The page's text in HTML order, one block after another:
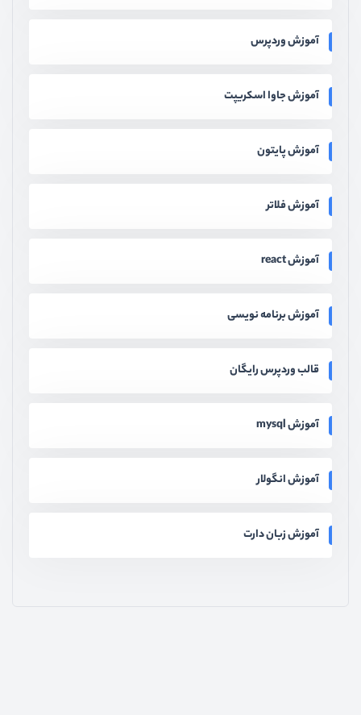
آموزش وردپرس
آموزش جاوا اسکریپت
آموزش پایتون
آموزش فلاتر
آموزش react
آموزش برنامه نویسی
قالب وردپرس رایگان
آموزش mysql
آموزش انگولار
آموزش زبان دارت